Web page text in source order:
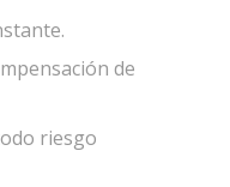
de
riesgo